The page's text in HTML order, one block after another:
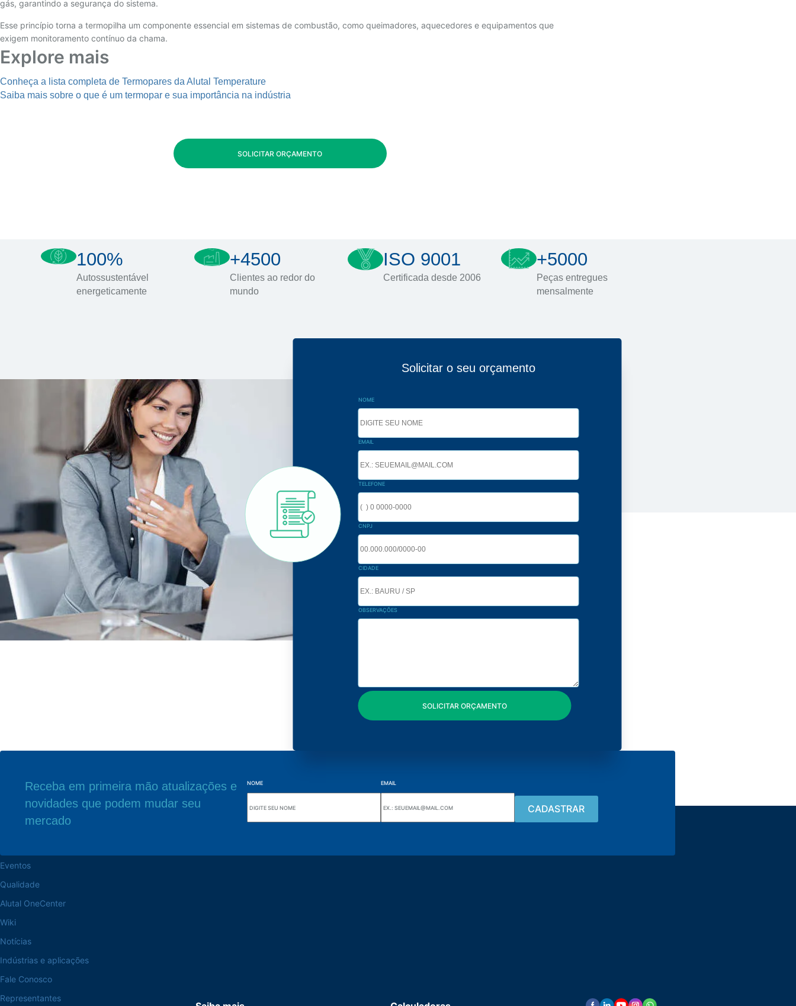
gás, garantindo a segurança do sistema.
Esse princípio torna a termopilha um componente essencial em sistemas de combustão, como queimadores, aquecedores e equipamentos que
exigem monitoramento contínuo da chama.
Explore mais
Conheça a lista completa de Termopares da Alutal Temperature
Saiba mais sobre o que é um termopar e sua importância na indústria
SOLICITAR ORÇAMENTO
100%
Autossustentável
energeticamente
+4500
Clientes ao redor do
mundo
ISO 9001
Certificada desde 2006
+5000
Peças entregues
mensalmente
Solicitar o seu orçamento
NOME
EMAIL
TELEFONE
CNPJ
CIDADE
OBSERVAÇÕES
Receba em primeira mão atualizações e
novidades que podem mudar seu
mercado
NOME EMAIL
Navegue pelo site
Sobre a Alutal
Eventos
Qualidade
Alutal OneCenter
Wiki
Notícias
Indústrias e aplicações
Fale Conosco
Representantes
Wiki Alutal